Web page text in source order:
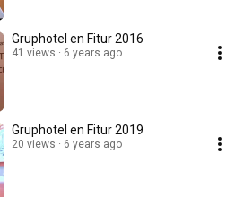
Gruphotel en Fitur 2016
41 views 6 years ago
Gruphotel en Fitur 2019
20 views 6 years ago